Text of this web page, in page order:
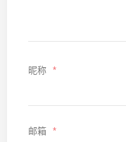
昵称 *
邮箱 *